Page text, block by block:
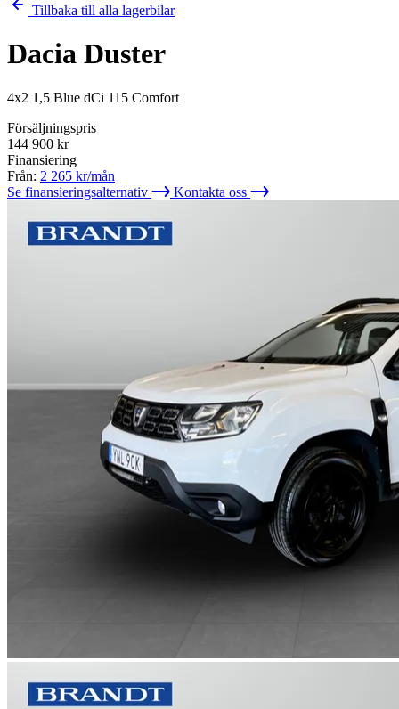
Tillbaka till alla lagerbilar
Dacia Duster
4x2 1,5 Blue dCi 115 Comfort
Försäljningspris
144 900 kr
Finansiering
Från: 2 265 kr/mån
Se finansieringsalternativ
Kontakta oss